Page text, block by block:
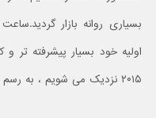
بسیاری روانه بازار
اولیه خود بسیار پیشرفته تر و
۲۰۱۵ نزدیک می شویم ، به رسم همیشه موجی از بهترین ...